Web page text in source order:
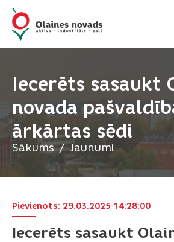
Iecerēts sasaukt
novada
ārkārtas sēdi
Sākums Jaunumi
Iecerēts sasaukt
Pievienots: 29.03.2025 14:28:00